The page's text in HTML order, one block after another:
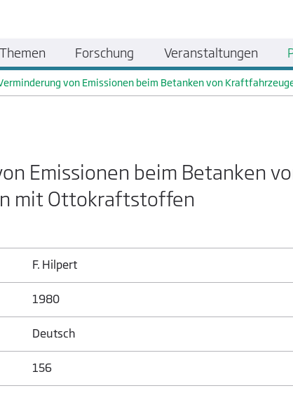
von Emissionen beim Betanken von
Emissionen beim Betanken
mit Ottokraftstoffen
F. Hilpert
1980
Deutsch
156
Themen Forschung Veranstaltungen